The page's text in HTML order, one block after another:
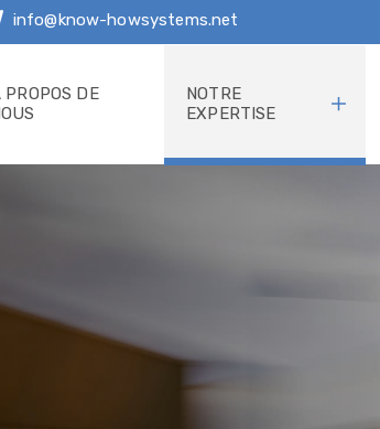
info@know-howsystems.net
PROPOS DE
NOTRE
EXPERTISE